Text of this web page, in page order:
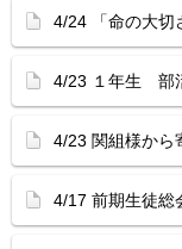
4/24 「命の大切
4/23 １年生 部
4/23 関組様から
4/17 前期生徒総